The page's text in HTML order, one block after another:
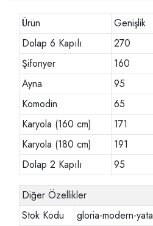
Ürün Genişlik
Dolap 6 Kapılı
270
Şifonyer
160
Ayna
95
Komodin
65
Karyola (160 cm)
171
Karyola (180 cm)
191
Dolap 2 Kapılı
95
Diğer Özellikler
Stok Kodu
gloria-modern-